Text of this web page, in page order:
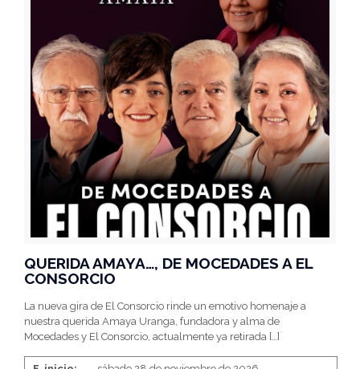
QUERIDA AMAYA…, DE MOCEDADES A EL
CONSORCIO
La nueva gira de El Consorcio rinde un emotivo homenaje a
nuestra querida Amaya Uranga, fundadora y alma de
Mocedades y El Consorcio, actualmente ya retirada […]